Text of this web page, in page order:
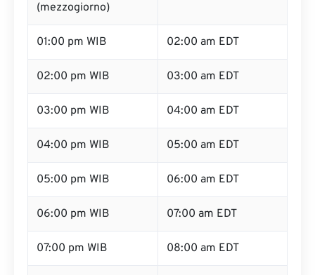
(mezzogiorno)
01:00 pm WIB 02:00 am EDT
02:00 pm WIB 03:00 am EDT
03:00 pm WIB 04:00 am EDT
04:00 pm WIB 05:00 am EDT
05:00 pm WIB 06:00 am EDT
06:00 pm WIB 07:00 am EDT
07:00 pm WIB 08:00 am EDT